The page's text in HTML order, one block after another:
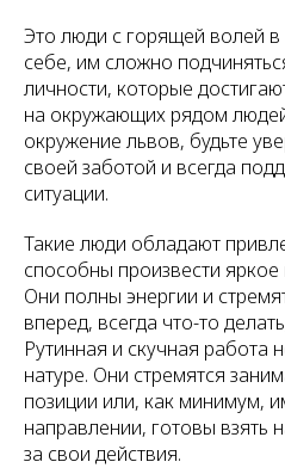
Это люди с горящей волей в
себе, им сложно
личности, которые
на окружающих рядом
окружение львов, будьте
своей заботой и всегда
ситуации.
Такие люди обладают
способны произвести
Они полны энергии и
вперед, всегда что-то
Рутинная и скучная работа
натуре. Они стремятся
позиции или, как минимум,
направлении, готовы взять
за свои действия.